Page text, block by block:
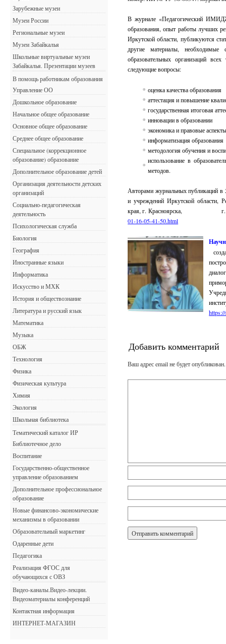
В журнале «Педагогический
образования, опыт работы лучших
Иркутской области, публикуются
другие материалы, необходимые
образовательных организаций
следующие вопросы:
оценка качества образования
аттестация и повышение
государственная итоговая
инновации в образовании
экономика и правовые
информатизация образования
методология обучения и
использование в
методов.
Авторами журнальных публикаций в
и учреждений Иркутской области,
края, г. Красноярска, г.
01-16-05-41-50.html
Добавить комментарий
Ваш адрес email не будет опубликован.
Зарубежные музеи
Музеи России
Региональные музеи
Музеи Забайкалья
Школьные виртуальные музеи
Забайкалья. Презентации музеев
В помощь работникам образования
Управление ОО
Дошкольное образование
Начальное общее образование
Основное общее образование
Среднее общее образование
Специальное (коррекционное
образование) образование
Дополнительное образование детей
Организация деятельности детских
организаций
Социально-педагогическая
деятельность
Психологическая служба
Биология
География
Иностранные языки
Информатика
Искусство и МХК
История и обществознание
Литература и русский язык
Математика
Музыка
ОБЖ
Технология
Физика
Физическая культура
Химия
Экология
Школьная библиотека
Тематический каталог ИР
Библиотечное дело
Воспитание
Государственно-общественное
управление образованием
Дополнительное профессиональное
образование
Новые финансово-экономические
механизмы в образовании
Образовательный маркетинг
Одаренные дети
Педагогика
Реализация ФГОС для
обучающихся с ОВЗ
Видео-каналы.Видео-лекции.
Видеоматериалы конференций
Контактная информация
ИНТЕРНЕТ-МАГАЗИН